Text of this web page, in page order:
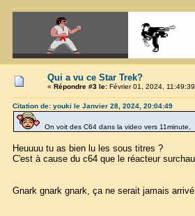
Qui a vu ce Star Trek?
« Répondre #3 le:Février 01, 2024,
Citation de: youki le Janvier 28, 2024, 20:04:49
On voit des C64 dans la video vers
Heuuuu tu as bien lu les sous titres ?
C'est à cause du c64 que le réacteur
Gnark gnark gnark, ça ne serait jamais